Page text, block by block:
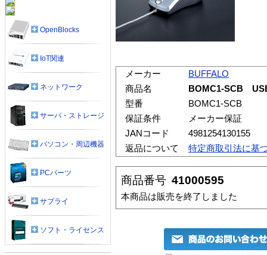
メーカー
BUFFALO
商品名
BOMC1-SCB
型番
BOMC1-SCB
保証条件
メーカー保証
JANコード
4981254130155
返品について
特定商取引法に基
商品番号 41000595
本商品は販売を終了しました
OpenBlocks
IoT関連
ネットワーク
サーバ・ストレージ
パソコン・周辺機器
PCパーツ
サプライ
ソフト・ライセンス